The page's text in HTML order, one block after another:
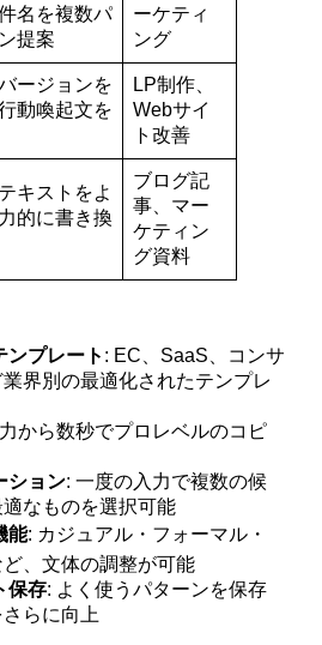
名を複数パ
提案
ーケティ
ング
ージョンを
動喚起文を
LP制作、
Webサイ
ト改善
キストをよ
的に書き換
ブログ記
事、マー
ケティン
グ資料
ンプレート : EC、SaaS、コンサ
界別の最適化されたテンプレ
から数秒でプロレベルのコピ
ション: 一度の入力で複数の候
なものを選択可能
能: カジュアル・フォーマル・
、文体の調整が可能
保存: よく使うパターンを保存
らに向上